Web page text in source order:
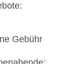
Gebühr